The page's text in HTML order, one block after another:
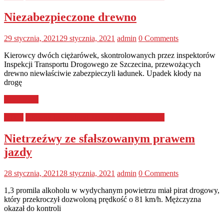
Niezabezpieczone drewno
29 stycznia, 2021 29 stycznia, 2021 admin 0 Comments
Kierowcy dwóch ciężarówek, skontrolowanych przez inspektorów
Inspekcji Transportu Drogowego ze Szczecina, przewożących
drewno niewłaściwie zabezpieczyli ładunek. Upadek kłody na
drogę
Nietrzeźwy ze sfałszowanym prawem
jazdy
28 stycznia, 2021 28 stycznia, 2021 admin 0 Comments
1,3 promila alkoholu w wydychanym powietrzu miał pirat drogowy,
który przekroczył dozwoloną prędkość o 81 km/h. Mężczyzna
okazał do kontroli